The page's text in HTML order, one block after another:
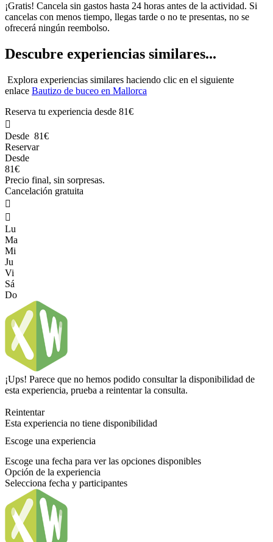
¡Gratis! Cancela sin gastos hasta 24 horas antes de la actividad. Si
cancelas con menos tiempo, llegas tarde o no te presentas, no se
ofrecerá ningún reembolso.
Descubre experiencias similares...
Explora experiencias similares haciendo clic en el siguiente
enlace Bautizo de buceo en Mallorca
Reserva tu experiencia desde 81€

Desde 81€
Reservar
Desde
81€
Precio final, sin sorpresas.
Cancelación gratuita


Lu
Ma
Mi
Ju
Vi
Sá
Do
¡Ups! Parece que no hemos podido consultar la disponibilidad de
esta experiencia, prueba a reintentar la consulta.
Reintentar
Esta experiencia no tiene disponibilidad
Escoge una experiencia
Escoge una fecha para ver las opciones disponibles
Opción de la experiencia
Selecciona fecha y participantes